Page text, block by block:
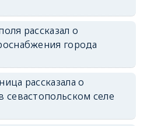
рассказал о
города
рассказала о
севастопольском селе